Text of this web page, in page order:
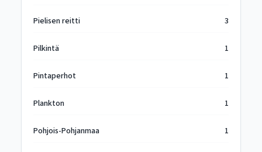
Pielisen reitti 3
Pilkintä 1
Pintaperhot 1
Plankton 1
Pohjois-Pohjanmaa 1